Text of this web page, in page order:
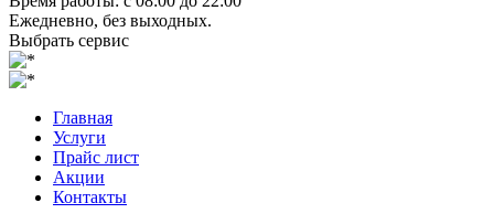
Ежедневно, без выходных.
Выбрать сервис
Главная
Услуги
Прайс лист
Акции
Контакты